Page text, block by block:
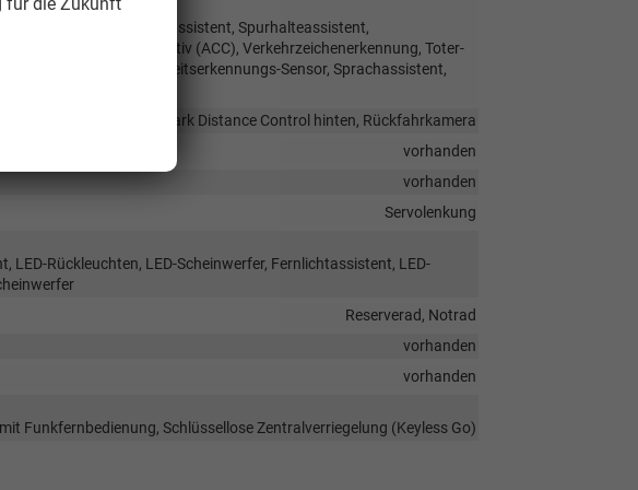
Safety), Berganfahrassistent, Spurhalteassistent,
adaptiv (ACC), Verkehrzeichenerkennung, Toter-
Stauassistent, Müdigkeitserkennungs-Sensor, Sprachassistent,
Distance Control vorne, Park Distance Control hinten, Rückfahrkamera
vorhanden
vorhanden
Servolenkung
LED-Rückleuchten, LED-Scheinwerfer, Fernlichtassistent, LED-
Reserverad, Notrad
vorhanden
vorhanden
Funkfernbedienung, Schlüssellose Zentralverriegelung (Keyless Go)